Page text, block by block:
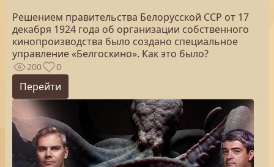
Решением правительства Белорусской ССР от 17
декабря 1924 года об организации собственного
кинопроизводства было создано специальное
управление «Белгоскино». Как это было?
200 0
Перейти